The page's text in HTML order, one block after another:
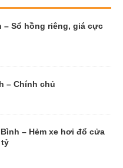
– Sổ hồng riêng, giá cực
– Chính chủ
– Hẻm xe hơi đổ cửa
tỷ